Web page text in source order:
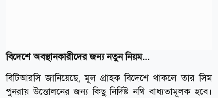
বিদেশে অবস্থানকারীদের জন্য নতুন নিয়ম...
বিটিআরসি জানিয়েছে, মূল গ্রাহক বিদেশে থাকলে তার সিম
পুনরায় উত্তোলনের জন্য কিছু নির্দিষ্ট নথি বাধ্যতামূলক হবে।